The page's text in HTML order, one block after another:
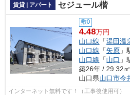
賃貸 | アパート セジュール楷
敷0
4.48万円
山口線 「湯田温
山口線 「矢原 」
山口線 「山口 」
築26年 / 29.32㎡
山口県山口市今
インターネット無料です！（工事後使用可